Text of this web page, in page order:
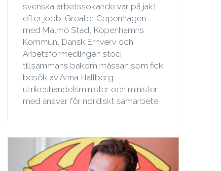
svenska arbetssökande var på jakt
efter jobb. Greater Copenhagen
med Malmö Stad, Köpenhamns
Kommun, Dansk Erhverv och
Arbetsförmedlingen stod
tillsammans bakom mässan som fick
besök av Anna Hallberg
utrikeshandelsminister och minister
med ansvar för nordiskt samarbete.